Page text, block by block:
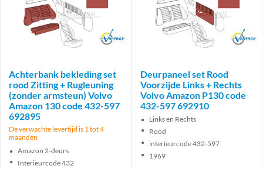
Brand
Achterbank bekleding set
rood Zitting + Rugleuning
(zonder armsteun) Volvo
Amazon 130 code 432-597
692895
De verwachte levertijd is 1 tot 4
maanden
Amazon 2-deurs
Interieurcode 432
Brand
Deurpaneel set Rood
Voorzijde Links + Rechts
Volvo Amazon P130 code
432-597 692910
Links en Rechts
Rood
interieurcode 432-597
1969